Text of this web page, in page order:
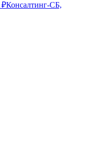
₽Консалтинг-СБ,